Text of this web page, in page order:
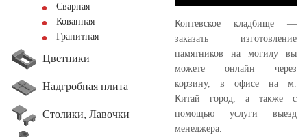
Сварная
Кованная
Гранитная
Цветники
Надгробная плита
Столики, Лавочки
Коптевское кладбище —
заказать изготовление
памятников на могилу вы
можете онлайн через
корзину, в офисе на м.
Китай город, а также с
помощью услуги выезд
менеджера.